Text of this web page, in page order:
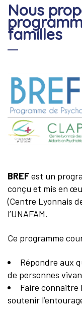
Nous
familles
BREFest un
conçu et mis en
(Centre Lyonnais
l’UNAFAM.
Ce programme
Répondre aux
de personnes
Faire connaitre
soutenir